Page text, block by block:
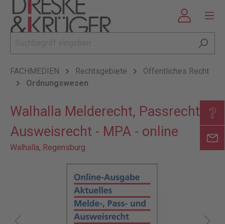
FACHMEDIEN Rechtsgebiete
Öffentliches Recht
Ordnungswesen
Walhalla Melderecht, Passrecht,
Ausweisrecht - MPA - online
Walhalla, Regensburg